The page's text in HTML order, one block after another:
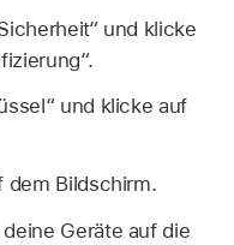
und klicke
und klicke auf
dem Bildschirm.
Geräte auf die